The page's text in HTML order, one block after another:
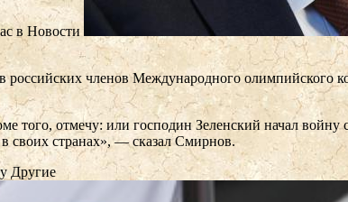
в Новости
членов Международного олимпийского
того, отмечу: или господин Зеленский начал
своих странах», — сказал Смирнов.
Другие